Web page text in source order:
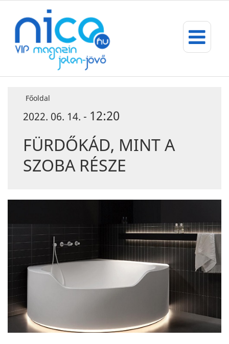
Főoldal
2022. 06. 14. - 12:20
FÜRDŐKÁD, MINT A
SZOBA RÉSZE